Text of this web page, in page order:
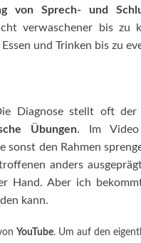
von Sprech- und
verwaschener bis zu
und Trinken bis zu
Diagnose stellt oft
Übungen. Im
sonst den Rahmen
anders
Hand. Aber ich
kann.
YouTube. Um auf den